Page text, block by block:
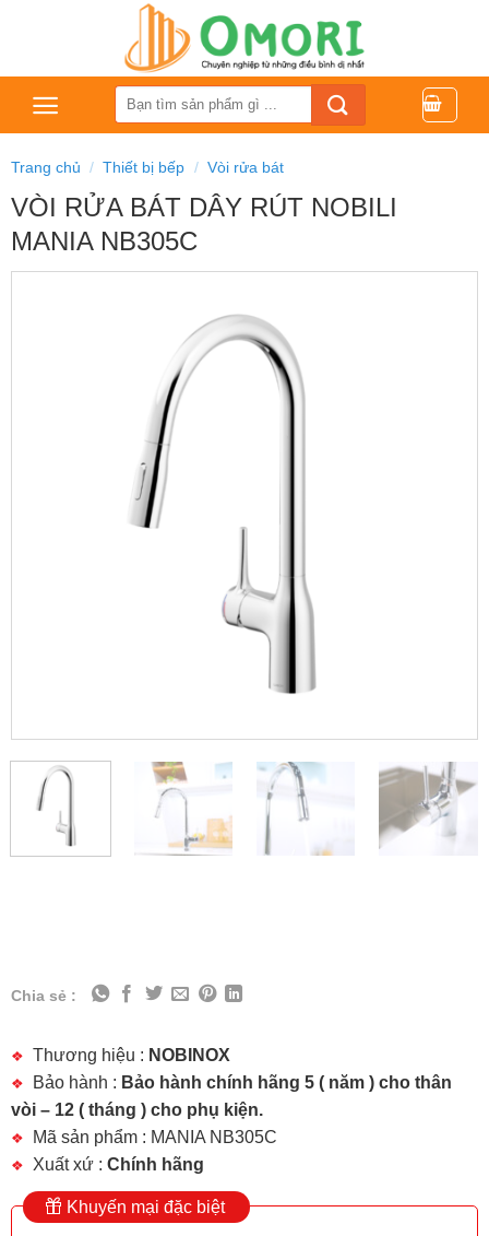
dung
Tìm
kiếm:
Trang chủ / Thiết bị bếp / Vòi rửa bát
VÒI RỬA BÁT DÂY RÚT NOBILI
MANIA NB305C
Chia sẻ :
Thương hiệu : NOBINOX
Bảo hành : Bảo hành chính hãng 5 ( năm ) cho thân
vòi – 12 ( tháng ) cho phụ kiện.
Mã sản phẩm : MANIA NB305C
Xuất xứ : Chính hãng
Khuyến mại đặc biệt